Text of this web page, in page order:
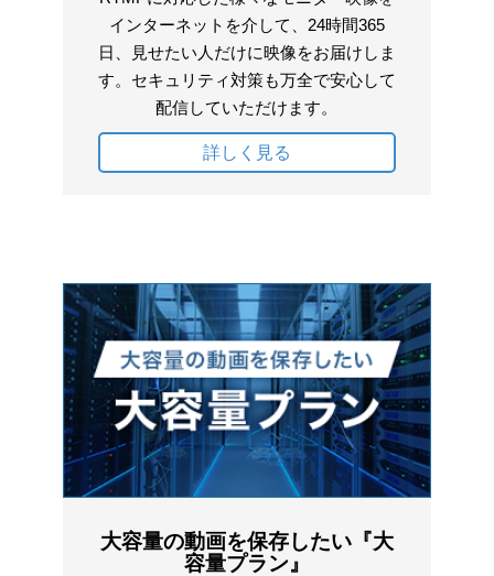
インターネットを介して、24時間365
日、見せたい人だけに映像をお届けしま
す。セキュリティ対策も万全で安心して
配信していただけます。
詳しく見る
大容量の動画を保存したい『大
容量プラン』